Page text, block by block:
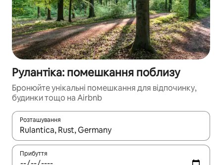
Рулантіка: помешкання поблизу
Бронюйте унікальні помешкання для відпочинку,
будинки тощо на Airbnb
Розташування
Отримавши результати пошуку, використовуйте для
Прибуття